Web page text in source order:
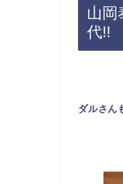
山岡
代!!
ダルさん